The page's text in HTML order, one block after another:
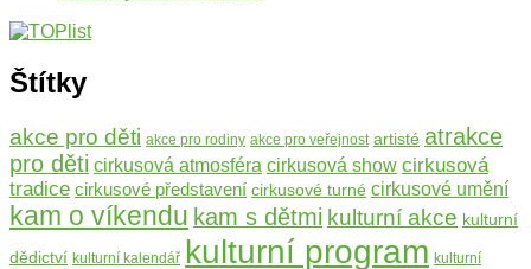
Štítky
akce pro děti akce pro rodiny akce pro veřejnost artisté atrakce
pro děti cirkusová atmosféra cirkusová show cirkusová
tradice cirkusové představení cirkusové turné cirkusové umění
kam o víkendu kam s dětmi kulturní akce kulturní
dědictví kulturní kalendář kulturní program kulturní